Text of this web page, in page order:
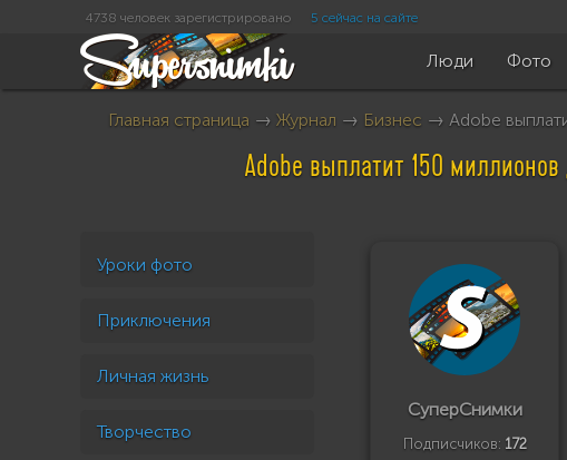
4738 человек зарегистрировано 5 сейчас на сайте
Люди Фото
Главная страница → Журнал → Бизнес → Adobe
Adobe выплатит 150
Уроки фото
Приключения
Личная жизнь
Творчество
СуперСнимки
Подписчиков: 172